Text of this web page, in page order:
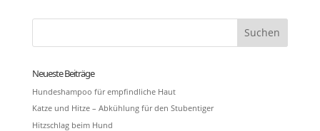
Neueste Beiträge
Hundeshampoo für empfindliche Haut
Katze und Hitze – Abkühlung für den Stubentiger
Hitzschlag beim Hund